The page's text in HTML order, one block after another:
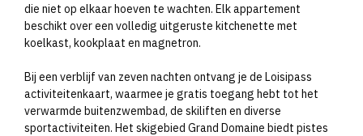
die niet op elkaar hoeven te wachten. Elk appartement
beschikt over een volledig uitgeruste kitchenette met
koelkast, kookplaat en magnetron.
Bij een verblijf van zeven nachten ontvang je de Loisipass
activiteitenkaart, waarmee je gratis toegang hebt tot het
verwarmde buitenzwembad, de skiliften en diverse
sportactiviteiten. Het skigebied Grand Domaine biedt pistes